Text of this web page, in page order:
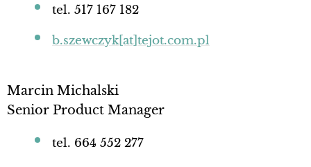
tel. 517 167 182
b.szewczyk[at]tejot.com.pl
Marcin Michalski
Senior Product Manager
tel. 664 552 277